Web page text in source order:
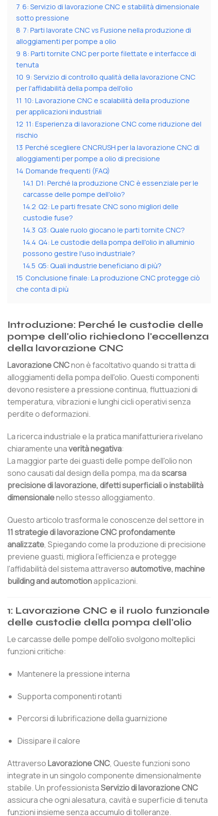
7 6: Servizio di lavorazione CNC e stabilità dimensionale
sotto pressione
8 7: Parti lavorate CNC vs Fusione nella produzione di
alloggiamenti per pompe a olio
9 8: Parti tornite CNC per porte filettate e interfacce di
tenuta
10 9: Servizio di controllo qualità della lavorazione CNC
per l'affidabilità della pompa dell'olio
11 10: Lavorazione CNC e scalabilità della produzione
per applicazioni industriali
12 11: Esperienza di lavorazione CNC come riduzione del
rischio
13 Perché scegliere CNCRUSH per la lavorazione CNC di
alloggiamenti per pompe a olio di precisione
14 Domande frequenti (FAQ)
14.1 D1: Perché la produzione CNC è essenziale per le
carcasse delle pompe dell'olio?
14.2 Q2: Le parti fresate CNC sono migliori delle
custodie fuse?
14.3 Q3: Quale ruolo giocano le parti tornite CNC?
14.4 Q4: Le custodie della pompa dell'olio in alluminio
possono gestire l'uso industriale?
14.5 Q5: Quali industrie beneficiano di più?
15 Conclusione finale: La produzione CNC protegge ciò
che conta di più
Introduzione: Perché le custodie delle
pompe dell'olio richiedono l'eccellenza
della lavorazione CNC
Lavorazione CNCnon è facoltativo quando si tratta di
alloggiamenti della pompa dell'olio. Questi componenti
devono resistere a pressione continua, fluttuazioni di
temperatura, vibrazioni e lunghi cicli operativi senza
perdite o deformazioni.
La ricerca industriale e la pratica manifatturiera rivelano
chiaramente unaverità negativa:
La maggior parte dei guasti delle pompe dell'olio non
sono causati dal design della pompa, ma dascarsa
precisione di lavorazione, difetti superficiali o instabilità
dimensionalenello stesso alloggiamento.
Questo articolo trasforma le conoscenze del settore in
11 strategie di lavorazione CNC profondamente
analizzate, Spiegando come la produzione di precisione
previene guasti, migliora l'efficienza e protegge
l'affidabilità del sistema attraverso automotive, machine
building and automotionapplicazioni.
1: Lavorazione CNC e il ruolo funzionale
delle custodie della pompa dell'olio
Le carcasse delle pompe dell'olio svolgono molteplici
funzioni critiche:
Mantenere la pressione interna
Supporta componenti rotanti
Percorsi di lubrificazione della guarnizione
Dissipare il calore
AttraversoLavorazione CNC, Queste funzioni sono
integrate in un singolo componente dimensionalmente
stabile. Un professionistaServizio di lavorazione CNC
assicura che ogni alesatura, cavità e superficie di tenuta
funzioni insieme senza accumulo di tolleranze.